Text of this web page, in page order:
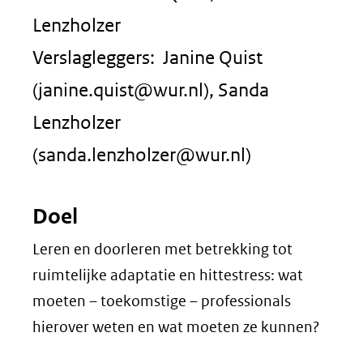
Lenzholzer
Verslagleggers: Janine Quist
(janine.quist@wur.nl), Sanda
Lenzholzer
(sanda.lenzholzer@wur.nl)
Doel
Leren en doorleren met betrekking tot
ruimtelijke adaptatie en hittestress: wat
moeten – toekomstige – professionals
hierover weten en wat moeten ze kunnen?